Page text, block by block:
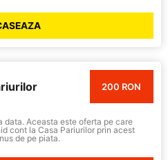
200 RON
data. Aceasta este oferta pe care
cont la Casa Pariurilor prin acest
de pe piata.